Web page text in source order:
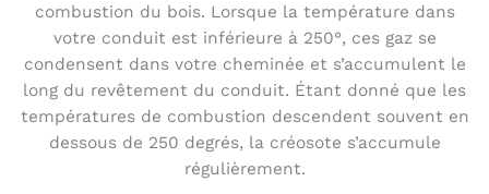
combustion du bois. Lorsque la température dans
votre conduit est inférieure à 250°, ces gaz se
condensent dans votre cheminée et s’accumulent le
long du revêtement du conduit. Étant donné que les
températures de combustion descendent souvent en
dessous de 250 degrés, la créosote s’accumule
régulièrement.